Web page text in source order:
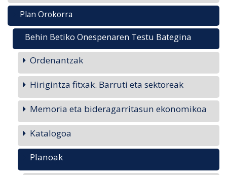
Plan Orokorra
Behin Betiko Onespenaren Testu Bategina
Ordenantzak
Hirigintza fitxak. Barruti eta sektoreak
Memoria eta bideragarritasun ekonomikoa
Katalogoa
Planoak